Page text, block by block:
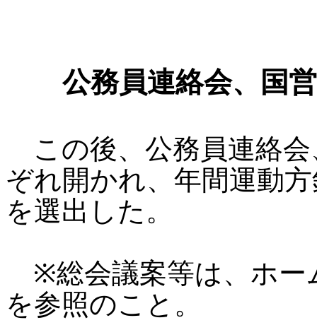
公務員連絡会、国
この後、公務員連絡会
ぞれ開かれ、年間運動
を選出した。
※総会議案等は、ホー
を参照のこと。